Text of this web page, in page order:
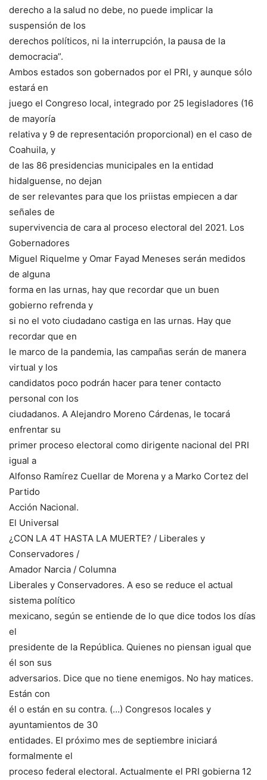
derecho a la salud no debe, no puede implicar la
suspensión de los
derechos políticos, ni la interrupción, la pausa de la
democracia”.
Ambos estados son gobernados por el PRI, y aunque sólo
estará en
juego el Congreso local, integrado por 25 legisladores (16
de mayoría
relativa y 9 de representación proporcional) en el caso de
Coahuila, y
de las 86 presidencias municipales en la entidad
hidalguense, no dejan
de ser relevantes para que los priistas empiecen a dar
señales de
supervivencia de cara al proceso electoral del 2021. Los
Gobernadores
Miguel Riquelme y Omar Fayad Meneses serán medidos
de alguna
forma en las urnas, hay que recordar que un buen
gobierno refrenda y
si no el voto ciudadano castiga en las urnas. Hay que
recordar que en
le marco de la pandemia, las campañas serán de manera
virtual y los
candidatos poco podrán hacer para tener contacto
personal con los
ciudadanos. A Alejandro Moreno Cárdenas, le tocará
enfrentar su
primer proceso electoral como dirigente nacional del PRI
igual a
Alfonso Ramírez Cuellar de Morena y a Marko Cortez del
Partido
Acción Nacional.
El Universal
¿CON LA 4T HASTA LA MUERTE? / Liberales y
Conservadores /
Amador Narcia / Columna
Liberales y Conservadores. A eso se reduce el actual
sistema político
mexicano, según se entiende de lo que dice todos los días
el
presidente de la República. Quienes no piensan igual que
él son sus
adversarios. Dice que no tiene enemigos. No hay matices.
Están con
él o están en su contra. (…) Congresos locales y
ayuntamientos de 30
entidades. El próximo mes de septiembre iniciará
formalmente el
proceso federal electoral. Actualmente el PRI gobierna 12